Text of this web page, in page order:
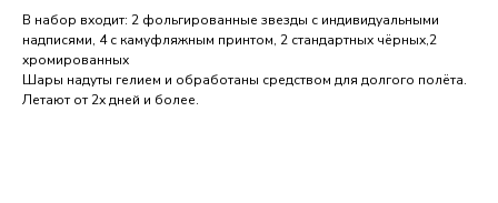
В набор входит: 2 фольгированные звезды с индивидуальными
надписями, 4 с камуфляжным принтом, 2 стандартных чёрных,2
хромированных
Шары надуты гелием и обработаны средством для долгого полёта.
Летают от 2х дней и более.